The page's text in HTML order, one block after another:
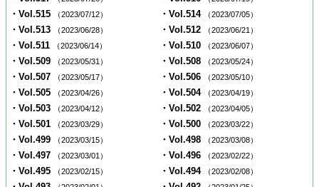
・Vol.515 （2023/07/12） ・Vol.514 （2023/07/05）
・Vol.513 （2023/06/28） ・Vol.512 （2023/06/21）
・Vol.511 （2023/06/14） ・Vol.510 （2023/06/07）
・Vol.509 （2023/05/31） ・Vol.508 （2023/05/24）
・Vol.507 （2023/05/17） ・Vol.506 （2023/05/10）
・Vol.505 （2023/04/26） ・Vol.504 （2023/04/19）
・Vol.503 （2023/04/12） ・Vol.502 （2023/04/05）
・Vol.501 （2023/03/29） ・Vol.500 （2023/03/22）
・Vol.499 （2023/03/15） ・Vol.498 （2023/03/08）
・Vol.497 （2023/03/01） ・Vol.496 （2023/02/22）
・Vol.495 （2023/02/15） ・Vol.494 （2023/02/08）